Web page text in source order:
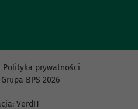
VerdIT
Polityka prywatności
BPS 2026